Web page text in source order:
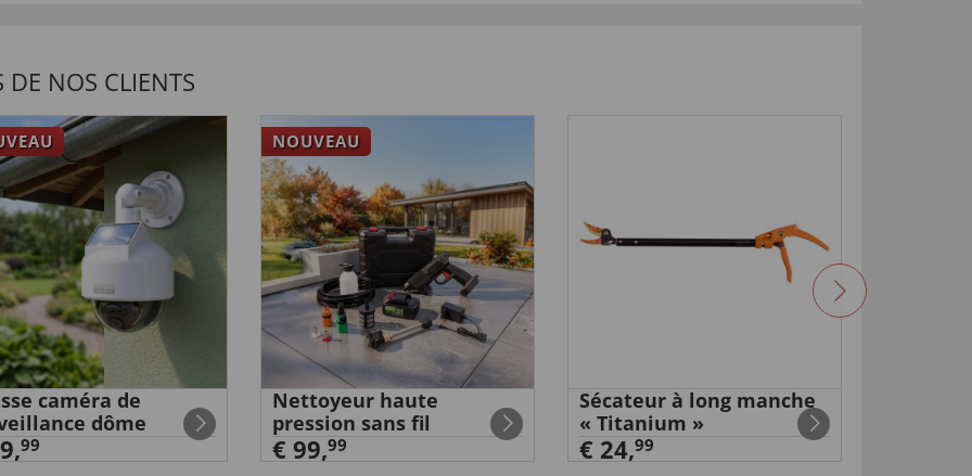
DE NOS CLIENTS
caméra de
dôme
99
NOUVEAU
Nettoyeur haute
pression sans fil
€ 99,99
Sécateur à long manche
« Titanium »
€ 24,99